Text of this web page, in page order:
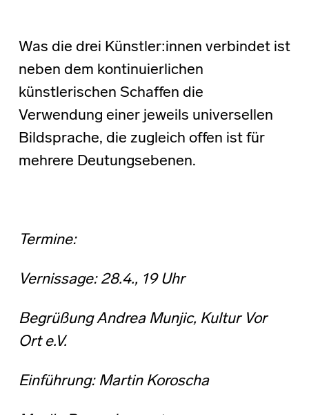
Was die drei Künstler:innen verbindet ist
neben dem kontinuierlichen
künstlerischen Schaffen die
Verwendung einer jeweils universellen
Bildsprache, die zugleich offen ist für
mehrere Deutungsebenen.
Termine:
Vernissage: 28.4., 19 Uhr
Begrüßung Andrea Munjic, Kultur Vor
Ort e.V.
Einführung: Martin Koroscha